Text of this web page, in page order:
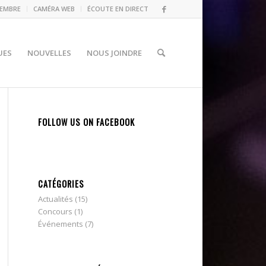
CAMÉRA WEB ÉCOUTE EN DIRECT
NOUVELLES NOUS JOINDRE
FOLLOW US ON FACEBOOK
CATÉGORIES
Actualités (15)
Concours (1)
Événements (7)